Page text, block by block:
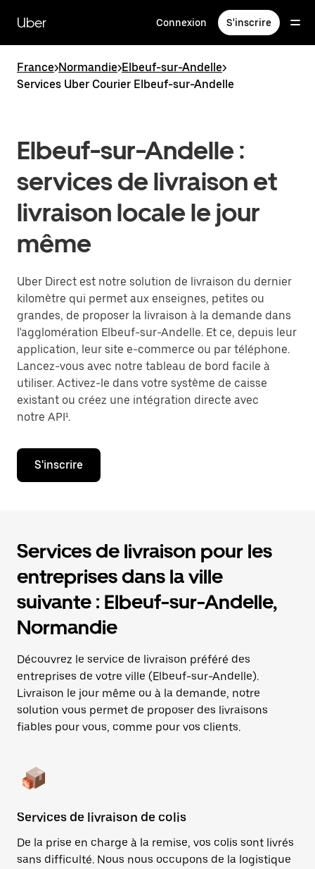
contenu
principal
Uber Connexion S'inscrire
France>Normandie>Elbeuf-sur-Andelle>
Services Uber Courier Elbeuf-sur-Andelle
Elbeuf-sur-Andelle :
services de livraison et
livraison locale le jour
même
Uber Direct est notre solution de livraison du dernier
kilomètre qui permet aux enseignes, petites ou
grandes, de proposer la livraison à la demande dans
l'agglomération Elbeuf-sur-Andelle. Et ce, depuis leur
application, leur site e-commerce ou par téléphone.
Lancez-vous avec notre tableau de bord facile à
utiliser. Activez-le dans votre système de caisse
existant ou créez une intégration directe avec
notre API¹.
S'inscrire
Services de livraison pour les
entreprises dans la ville
suivante : Elbeuf-sur-Andelle,
Normandie
Découvrez le service de livraison préféré des
entreprises de votre ville (Elbeuf-sur-Andelle).
Livraison le jour même ou à la demande, notre
solution vous permet de proposer des livraisons
fiables pour vous, comme pour vos clients.
Services de livraison de colis
De la prise en charge à la remise, vos colis sont livrés
sans difficulté. Nous nous occupons de la logistique